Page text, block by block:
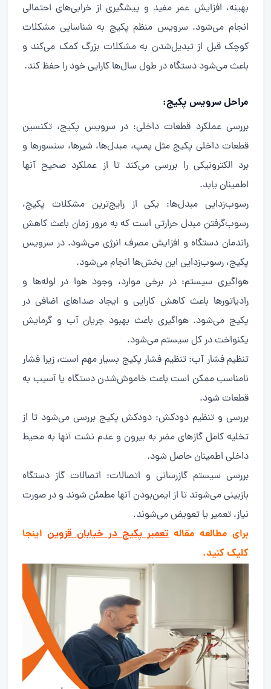
بهینه، افزایش عمر مفید و پیشگیری از خرابی‌های احتمالی
انجام می‌شود. سرویس منظم پکیج به شناسایی مشکلات
کوچک قبل از تبدیل‌شدن به مشکلات بزرگ کمک می‌کند و
باعث می‌شود دستگاه در طول سال‌ها کارایی خود را حفظ کند.
مراحل سرویس پکیج:
بررسی عملکرد قطعات داخلی: در سرویس پکیج، تکنسین
قطعات داخلی پکیج مثل پمپ، مبدل‌ها، شیرها، سنسورها و
برد الکترونیکی را بررسی می‌کند تا از عملکرد صحیح آنها
اطمینان یابد.
رسوب‌زدایی مبدل‌ها: یکی از رایج‌ترین مشکلات پکیج،
رسوب‌گرفتن مبدل حرارتی است که به مرور زمان باعث کاهش
راندمان دستگاه و افزایش مصرف انرژی می‌شود. در سرویس
پکیج، رسوب‌زدایی این بخش‌ها انجام می‌شود.
هواگیری سیستم: در برخی موارد، وجود هوا در لوله‌ها و
رادیاتورها باعث کاهش کارایی و ایجاد صداهای اضافی در
پکیج می‌شود. هواگیری باعث بهبود جریان آب و گرمایش
یکنواخت در کل سیستم می‌شود.
تنظیم فشار آب: تنظیم فشار پکیج بسیار مهم است، زیرا فشار
نامناسب ممکن است باعث خاموش‌شدن دستگاه یا آسیب به
قطعات شود.
بررسی و تنظیم دودکش: دودکش پکیج بررسی می‌شود تا از
تخلیه کامل گازهای مضر به بیرون و عدم نشت آنها به محیط
داخلی اطمینان حاصل شود.
بررسی سیستم گازرسانی و اتصالات: اتصالات گاز دستگاه
بازبینی می‌شوند تا از ایمن‌بودن آنها مطمئن شوند و در صورت
نیاز، تعمیر یا تعویض می‌شوند.
برای مطالعه مقالهتعمیر پکیج در خیابان قزوین اینجا
کلیک کنید.